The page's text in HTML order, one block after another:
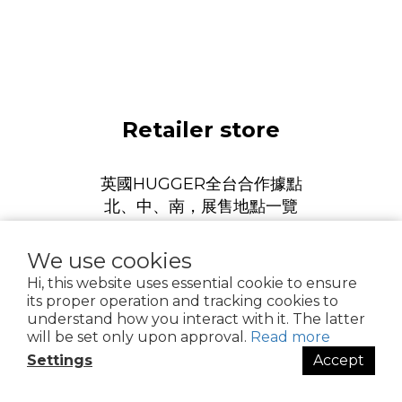
We use cookies
Hi, this website uses essential cookie to ensure
its proper operation and tracking cookies to
understand how you interact with it. The latter
will be set only upon approval. Read more
Settings
Accept
Retailer store
英國HUGGER全台合作據點
北、中、南，展售地點一覽
more